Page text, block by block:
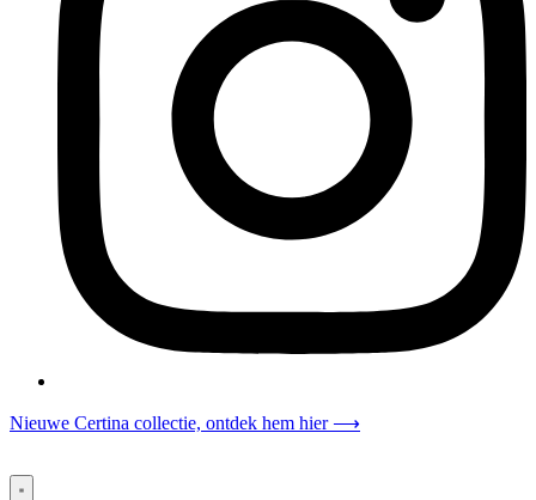
Nieuwe Certina collectie, ontdek hem hier ⟶